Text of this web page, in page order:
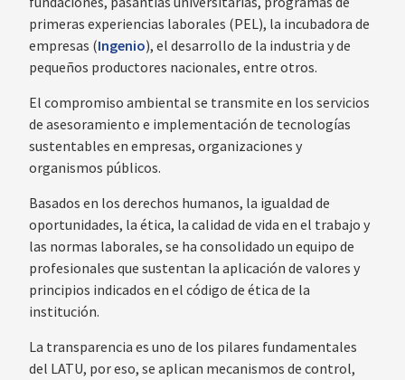
primeras experiencias laborales (PEL), la incubadora de
empresas (Ingenio), el desarrollo de la industria y de
pequeños productores nacionales, entre otros.
El compromiso ambiental se transmite en los servicios
de asesoramiento e implementación de tecnologías
sustentables en empresas, organizaciones y
organismos públicos.
Basados en los derechos humanos, la igualdad de
oportunidades, la ética, la calidad de vida en el trabajo y
las normas laborales, se ha consolidado un equipo de
profesionales que sustentan la aplicación de valores y
principios indicados en el código de ética de la
institución.
La transparencia es uno de los pilares fundamentales
del LATU, por eso, se aplican mecanismos de control,